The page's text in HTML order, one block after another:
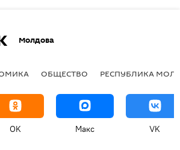
Молдова
ОБЩЕСТВО РЕСПУБЛИКА
OK Макс VK